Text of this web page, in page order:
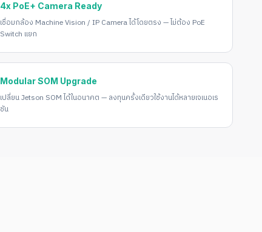
4x PoE+ Camera Ready
เชื่อมกล้อง Machine Vision / IP Camera ได้โดยตรง — ไม่ต้อง PoE
Switch แยก
Modular SOM Upgrade
เปลี่ยน Jetson SOM ได้ในอนาคต — ลงทุนครั้งเดียวใช้งานได้หลายเจเนอเร
ชัน